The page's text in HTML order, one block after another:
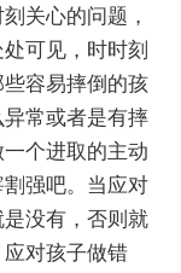
关心的问题，
可见，时时刻
容易摔倒的孩
常或者是有摔
个进取的主动
强吧。当应对
没有，否则就
对孩子做错